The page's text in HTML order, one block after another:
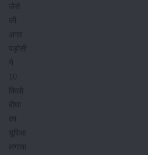
जैसे
की
अगर
पड़ोसी
ने
10
किलो
बीघा
का
यूरिआ
लगाया